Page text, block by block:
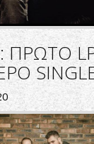
ΠΡΩΤΟ